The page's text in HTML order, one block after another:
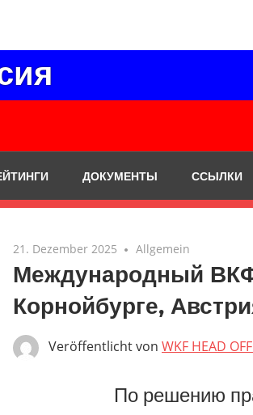
ДОКУМЕНТЫ ССЫЛКИ
21. Dezember 2025 Allgemein
Международный
Корнойбурге,
Veröffentlicht von WKF HEAD
По решению